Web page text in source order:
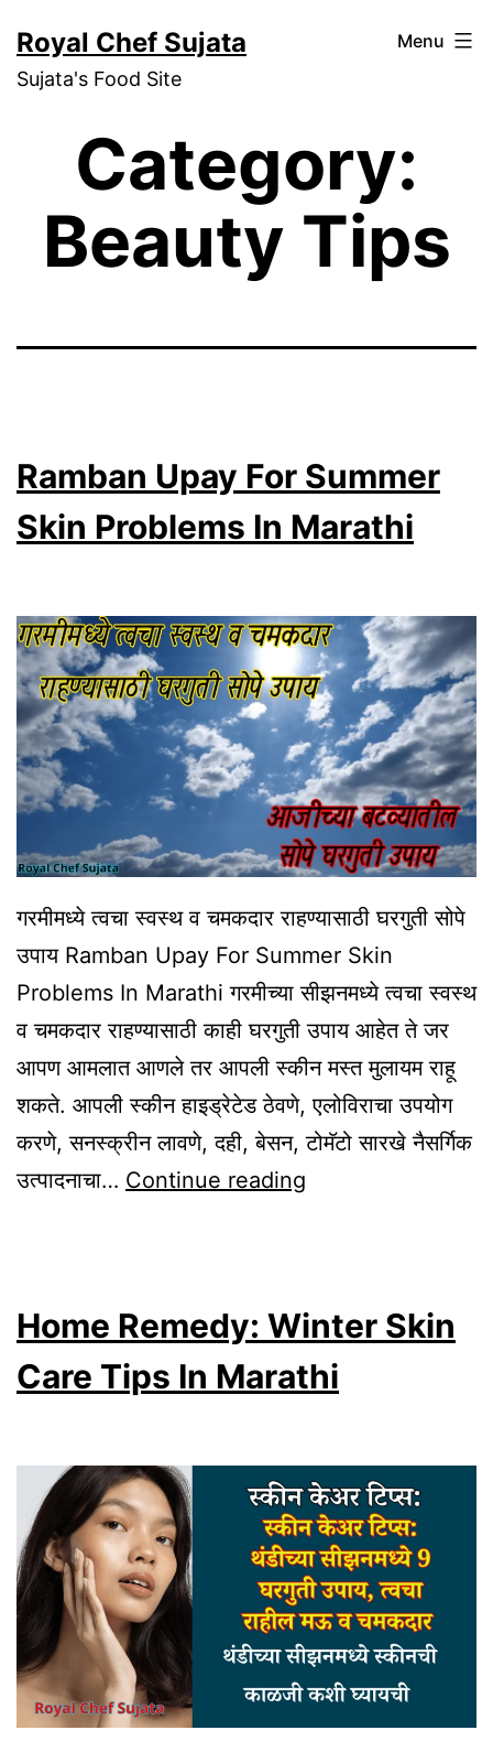
to
content
Royal Chef Sujata
Sujata's Food Site
Menu
Category:
Beauty Tips
Ramban Upay For Summer
Skin Problems In Marathi
गरमीमध्ये त्वचा स्वस्थ व चमकदार राहण्यासाठी घरगुती सोपे
उपाय Ramban Upay For Summer Skin
Problems In Marathi गरमीच्या सीझनमध्ये त्वचा स्वस्थ
व चमकदार राहण्यासाठी काही घरगुती उपाय आहेत ते जर
आपण आमलात आणले तर आपली स्कीन मस्त मुलायम राहू
शकते. आपली स्कीन हाइड्रेटेड ठेवणे, एलोविराचा उपयोग
करणे, सनस्क्रीन लावणे, दही, बेसन, टोमॅटो सारखे नैसर्गिक
उत्पादनाचा… Continue reading
Skin
Problems
Home Remedy: Winter Skin
Care Tips In Marathi